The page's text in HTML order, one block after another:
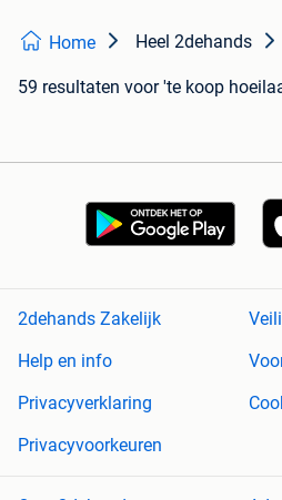
Home Heel 2dehands
59 resultaten voor 'te koop
2dehands Zakelijk
Help en info
Privacyverklaring
Privacyvoorkeuren